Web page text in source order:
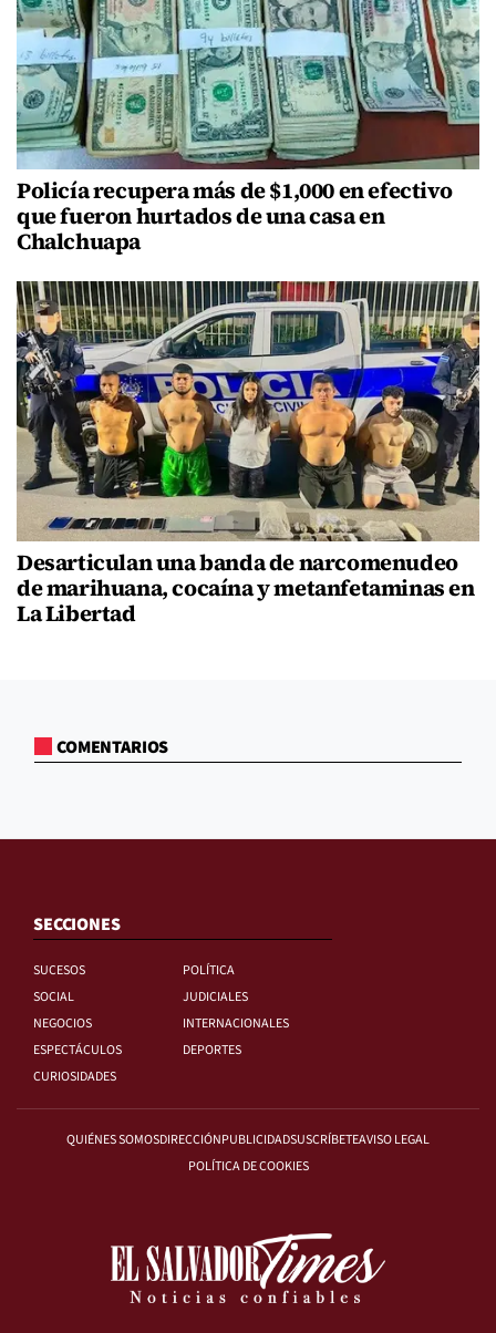
Policía recupera más de $1,000 en efectivo
que fueron hurtados de una casa en
Chalchuapa
Desarticulan una banda de narcomenudeo
de marihuana, cocaína y metanfetaminas en
La Libertad
COMENTARIOS
SECCIONES
SUCESOS
POLÍTICA
SOCIAL
JUDICIALES
NEGOCIOS
INTERNACIONALES
ESPECTÁCULOS
DEPORTES
CURIOSIDADES
QUIÉNES SOMOSDIRECCIÓNPUBLICIDADSUSCRÍBETEAVISO LEGAL
POLÍTICA DE COOKIES